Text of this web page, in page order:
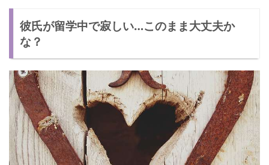
長続きさせるコツとは？
寂しいのは彼氏も同じ！
彼氏が留学中で寂しい…このまま大丈夫か
な？